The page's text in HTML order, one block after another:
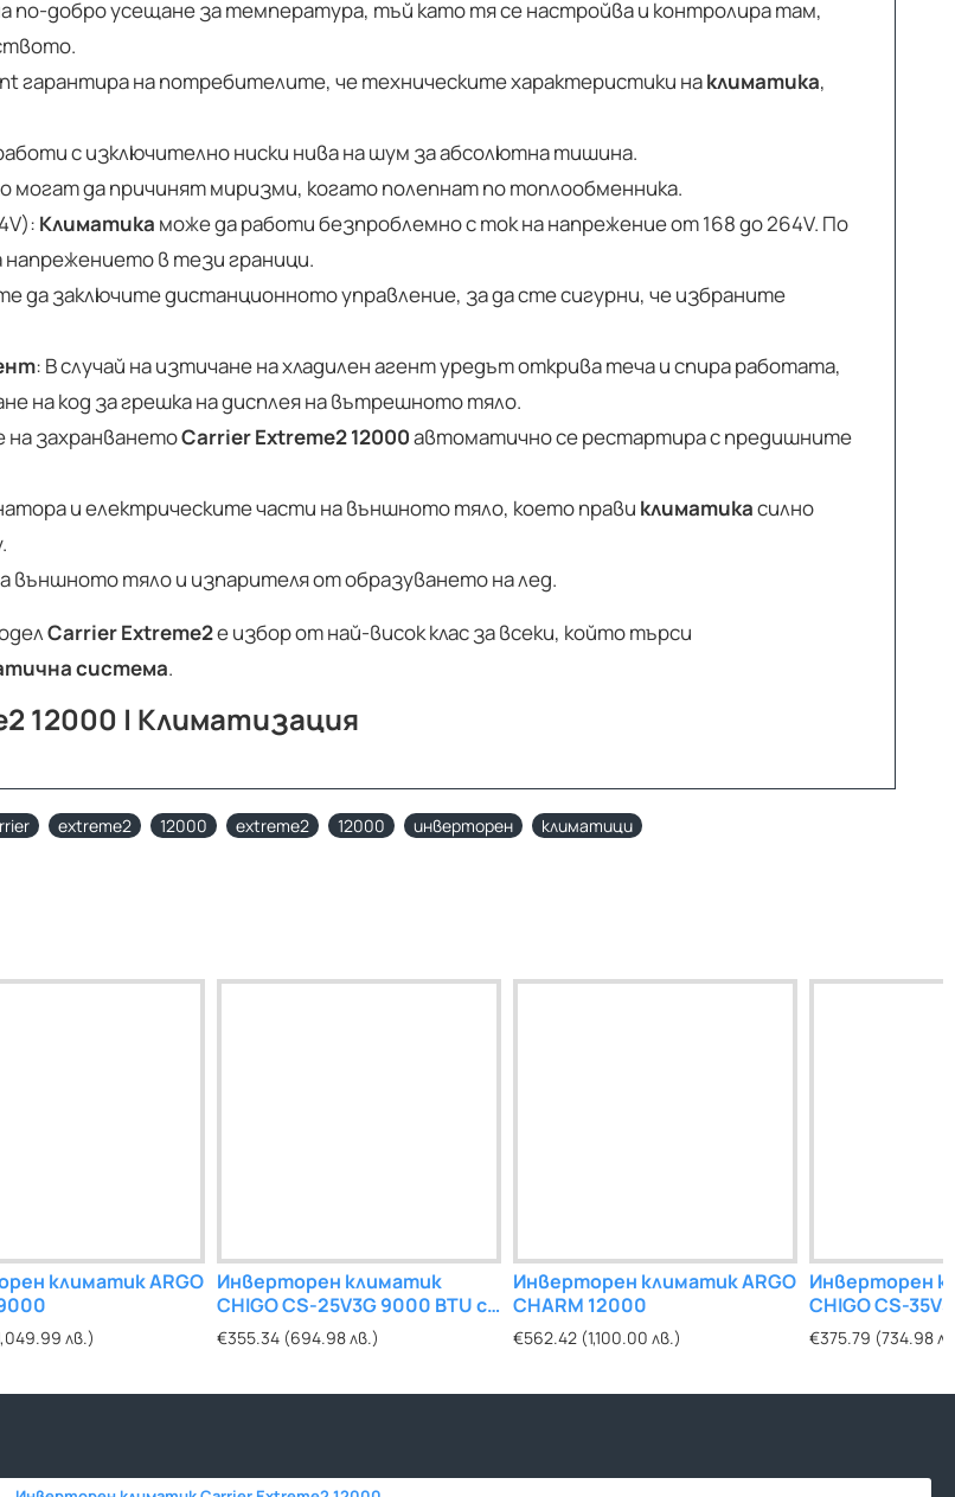
по-добро усещане за температура, тъй като тя се настройва и контролира там,
гарантира на потребителите, че техническите характеристики наклиматика,
с изключително ниски нива на шум за абсолютна тишина.
могат да причинят миризми, когато полепнат по топлообменника.
Климатика може да работи безпроблемно с ток на напрежение от 168 до 264V. По
в тези граници.
да заключите дистанционното управление, за да сте сигурни, че избраните
: В случай на изтичане на хладилен агент уредът открива теча и спира работата,
на код за грешка на дисплея на вътрешното тяло.
на захранванетоCarrier Extreme2 12000автоматично се рестартира с предишните
и електрическите части на външното тяло, което прави климатикасилно
външното тяло и изпарителя от образуването на лед.
Carrier Extreme2е избор от най-висок клас за всеки, който търси
система.
12000 | Климатизация
extreme2 12000 extreme2 12000 инверторен климатици
климатик
COOL EASY 24000
(3,479.99 лв.)
климатик ARGO
лв.)
Инверторен климатик
CHIGO CS-25V3G 9000 BTU с
Wi-Fi контрол
€355.34 (694.98 лв.)
Инверторен климатик ARGO
CHARM 12000
€562.42 (1,100.00 лв.)
Инверторен
CHIGO CS-
Wi-Fi контрол
€375.79 (734.98